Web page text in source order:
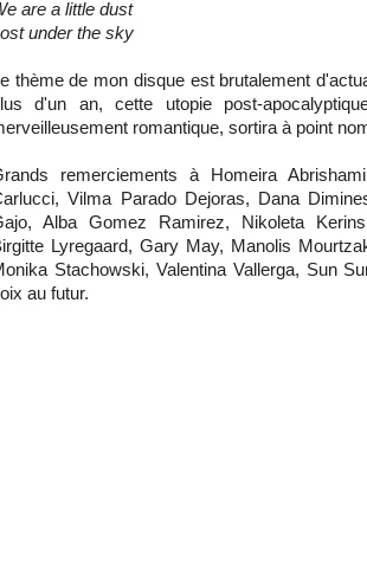
are a little dust
under the sky
thème de mon disque est brutalement
d'un an, cette utopie post-
romantique, sortira à point
remerciements à Homeira
Vilma Parado Dejoras, Dana
Alba Gomez Ramirez, Nikoleta
Lyregaard, Gary May, Manolis
Stachowski, Valentina Vallerga, Sun
au futur.